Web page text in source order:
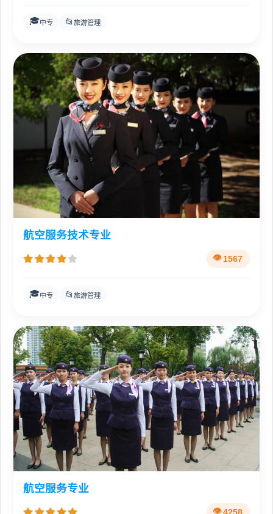
🎓中专 📂 旅游管理
航空服务技术专业
1567
🎓中专 📂 旅游管理
航空服务专业
4258